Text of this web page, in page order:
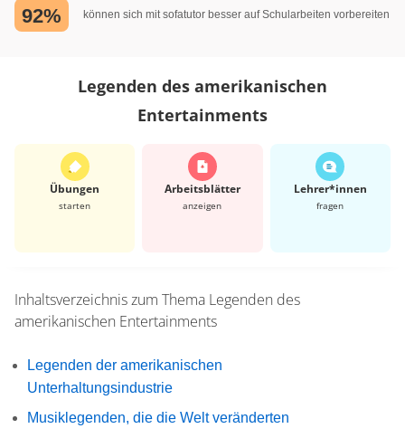
92% können sich mit sofatutor besser auf Schularbeiten vorbereiten
Legenden des amerikanischen
Entertainments
Übungen
starten
Arbeits­blätter
anzeigen
Lehrer*​innen
fragen
Inhaltsverzeichnis zum Thema Legenden des
amerikanischen Entertainments
Legenden der amerikanischen
Unterhaltungsindustrie
Musiklegenden, die die Welt veränderten